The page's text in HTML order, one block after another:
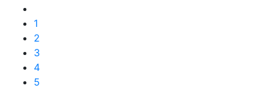
1
2
3
4
5